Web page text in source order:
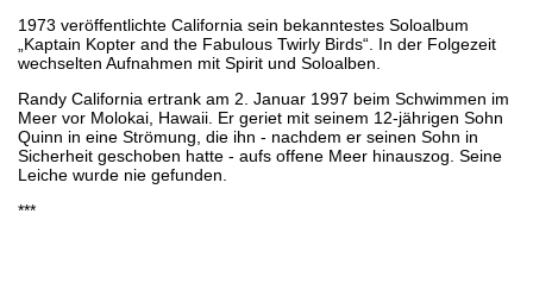
1973 veröffentlichte California sein bekanntestes Soloalbum
„Kaptain Kopter and the Fabulous Twirly Birds“. In der Folgezeit
wechselten Aufnahmen mit Spirit und Soloalben.
Randy California ertrank am 2. Januar 1997 beim Schwimmen im
Meer vor Molokai, Hawaii. Er geriet mit seinem 12-jährigen Sohn
Quinn in eine Strömung, die ihn - nachdem er seinen Sohn in
Sicherheit geschoben hatte - aufs offene Meer hinauszog. Seine
Leiche wurde nie gefunden.
***